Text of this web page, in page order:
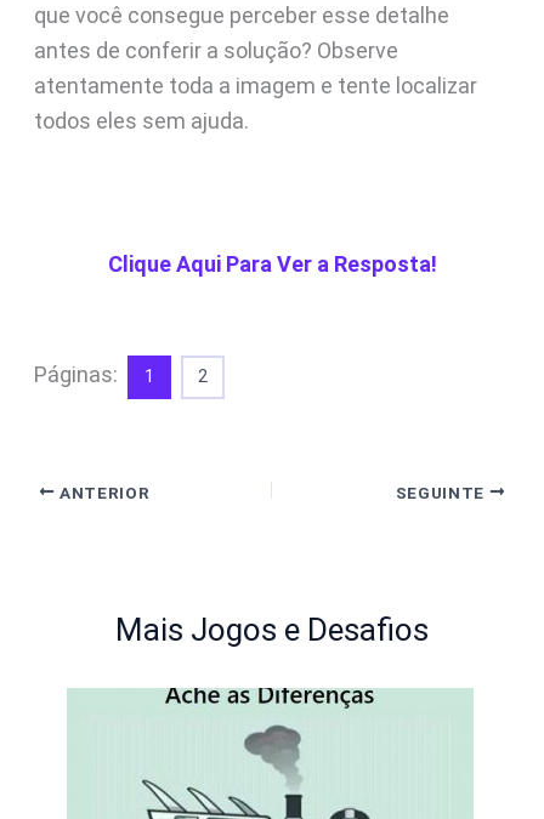
que você consegue perceber esse detalhe
antes de conferir a solução? Observe
atentamente toda a imagem e tente localizar
todos eles sem ajuda.
Clique Aqui Para Ver a Resposta!
Páginas: 1 2
ANTERIOR SEGUINTE
Mais Jogos e Desafios